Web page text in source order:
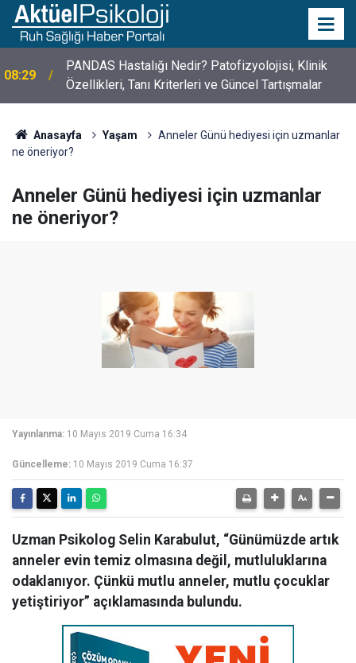
08:29
PANDAS Hastalığı Nedir? Patofizyolojisi, Klinik
Özellikleri, Tanı Kriterleri ve Güncel Tartışmalar
Anasayfa Yaşam
Anneler Günü hediyesi için uzmanlar
ne öneriyor?
Anneler Günü hediyesi için uzmanlar
ne öneriyor?
Yayınlanma: 10 Mayıs 2019 Cuma 16:34
Güncelleme: 10 Mayıs 2019 Cuma 16:37
Uzman Psikolog Selin Karabulut, “Günümüzde artık
anneler evin temiz olmasına değil, mutluluklarına
odaklanıyor. Çünkü mutlu anneler, mutlu çocuklar
yetiştiriyor” açıklamasında bulundu.